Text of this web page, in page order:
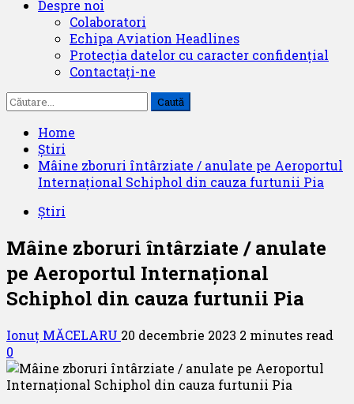
Despre noi
Colaboratori
Echipa Aviation Headlines
Protecția datelor cu caracter confidențial
Contactați-ne
Caută
după:
Home
Știri
Mâine zboruri întârziate / anulate pe Aeroportul
Internațional Schiphol din cauza furtunii Pia
Știri
Mâine zboruri întârziate / anulate
pe Aeroportul Internațional
Schiphol din cauza furtunii Pia
Ionuț MĂCELARU 20 decembrie 2023 2 minutes read
0